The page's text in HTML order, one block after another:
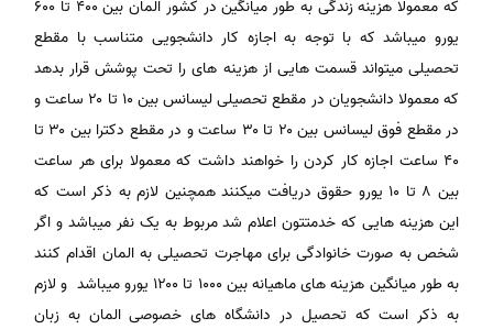
که معمولا هزینه زندگی به طور میانگین در کشور المان بین ۴۰۰ تا ۶۰۰
یورو میباشد که با توجه به اجازه کار دانشجویی متناسب با مقطع
تحصیلی میتواند قسمت هایی از هزینه های را تحت پوشش قرار بدهد
که معمولا دانشجویان در مقطع تحصیلی لیسانس بین ۱۰ تا ۲۰ ساعت و
در مقطع فوق لیسانس بین ۲۰ تا ۳۰ ساعت و در مقطع دکترا بین ۳۰ تا
۴۰ ساعت اجازه کار کردن را خواهند داشت که معمولا برای هر ساعت
بین ۸ تا ۱۰ یورو حقوق دریافت میکنند همچنین لازم به ذکر است که
این هزینه هایی که خدمتتون اعلام شد مربوط به یک نفر میباشد و اگر
شخص به صورت خانوادگی برای مهاجرت تحصیلی به المان اقدام کنند
به طور میانگین هزینه های ماهیانه بین ۱۰۰۰ تا ۱۲۰۰ یورو میباشد و لازم
به ذکر است که تحصیل در دانشگاه های خصوصی المان به زبان